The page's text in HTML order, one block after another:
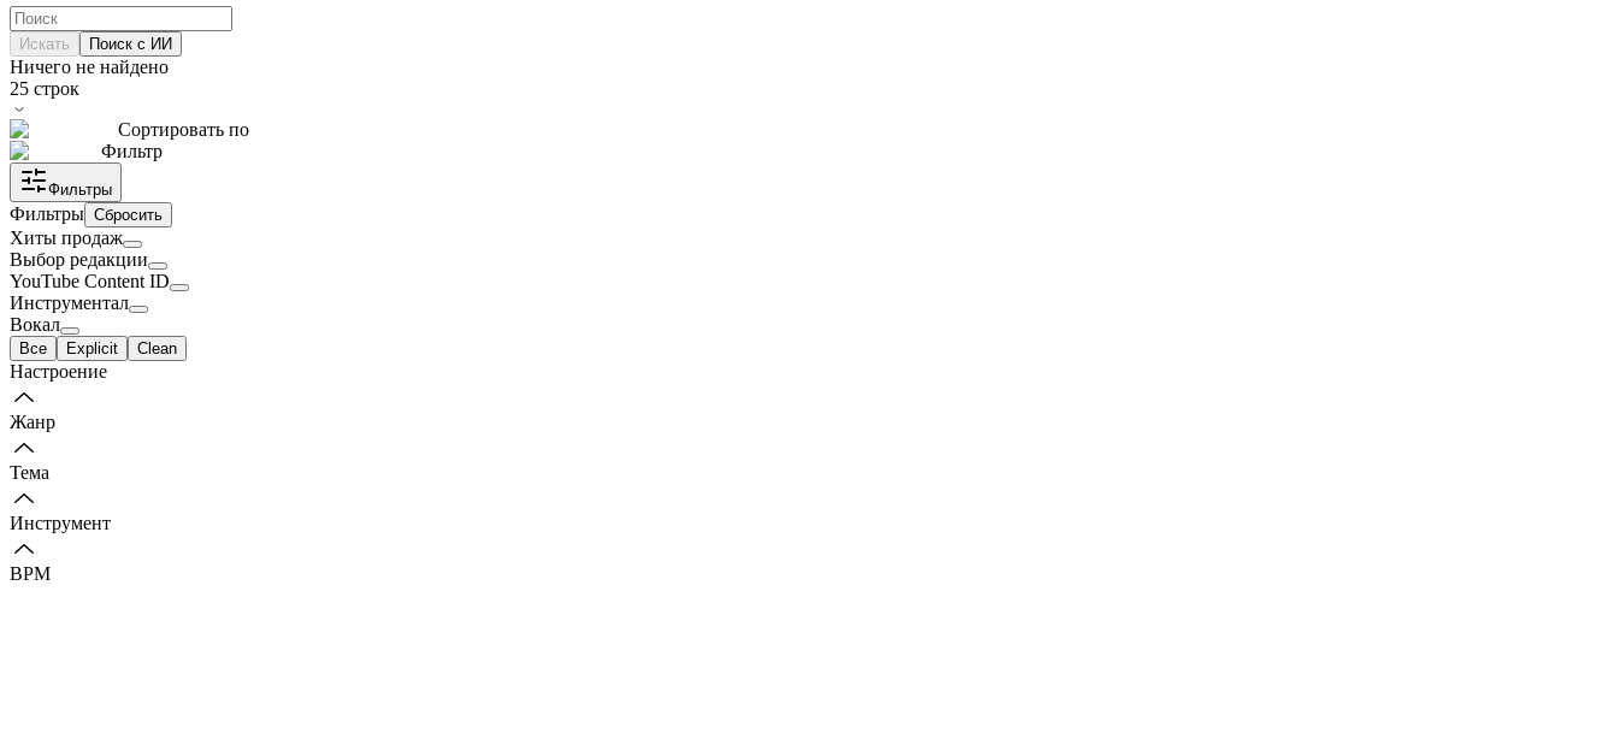
Искать Поиск с ИИ
Ничего не найдено
25 строк
Сортировать по
Фильтр
Фильтры
Фильтры Сбросить
Хиты продаж
Выбор редакции
YouTube Content ID
Инструментал
Вокал
Все Explicit Clean
Настроение
Жанр
Тема
Инструмент
BPM